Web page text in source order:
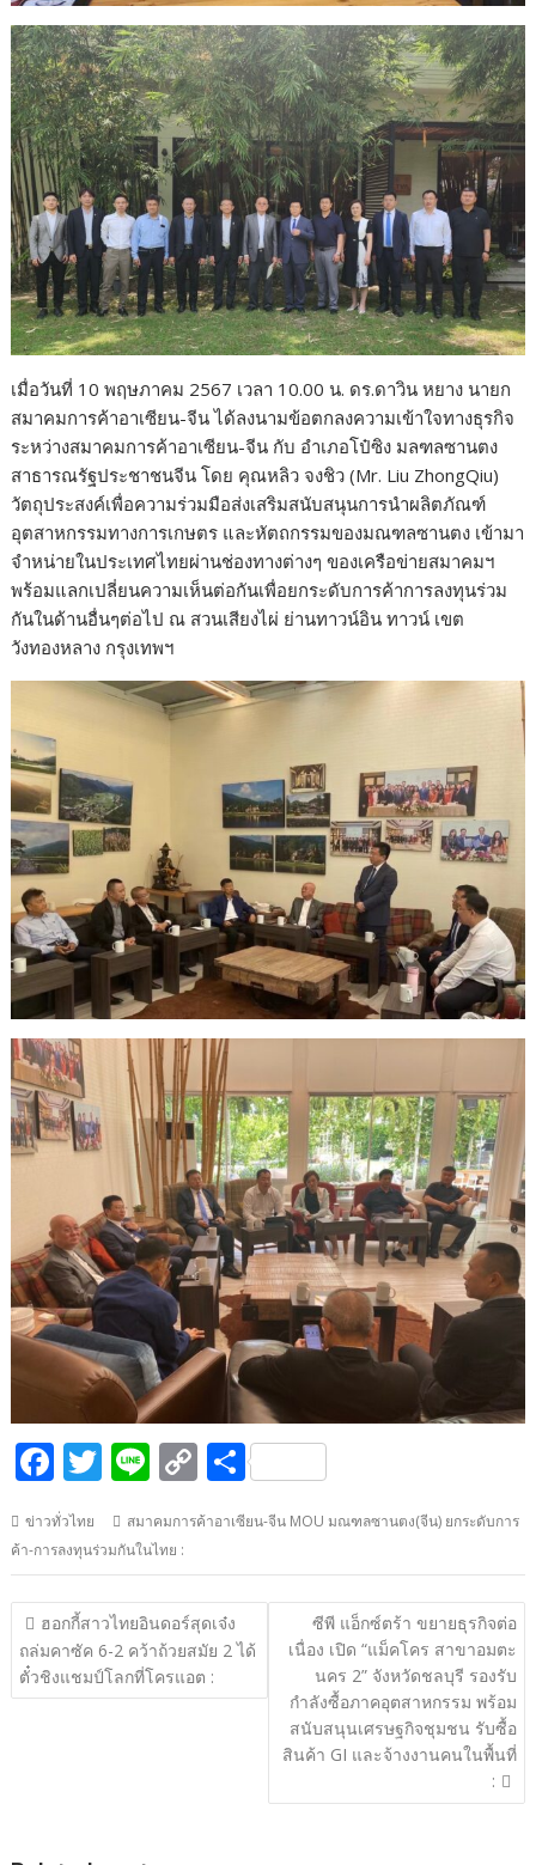
เมื่อวันที่ 10 พฤษภาคม 2567 เวลา 10.00 น. ดร.ดาวิน หยาง นายก
สมาคมการค้าอาเซียน-จีน ได้ลงนามข้อตกลงความเข้าใจทางธุรกิจ
ระหว่างสมาคมการค้าอาเซียน-จีน กับ อำเภอโป๋ซิง มลฑลซานตง
สาธารณรัฐประชาชนจีน โดย คุณหลิว จงชิว (Mr. Liu ZhongQiu)
วัตถุประสงค์เพื่อความร่วมมือส่งเสริมสนับสนุนการนำผลิตภัณฑ์
อุตสาหกรรมทางการเกษตร และหัตถกรรมของมณฑลซานตง เข้ามา
จำหน่ายในประเทศไทยผ่านช่องทางต่างๆ ของเครือข่ายสมาคมฯ
พร้อมแลกเปลี่ยนความเห็นต่อกันเพื่อยกระดับการค้าการลงทุนร่วม
กันในด้านอื่นๆต่อไป ณ สวนเสียงไผ่ ย่านทาวน์อิน ทาวน์ เขต
วังทองหลาง กรุงเทพฯ
F
ac
e
b
o
o
k
T
itt
er
Li
e
C
p
y
Li
n
k
S
ar
e
ข่าวทั่วไทย
สมาคมการค้าอาเซียน-จีน MOU มณฑลซานตง(จีน) ยกระดับการ
ค้า-การลงทุนร่วมกันในไทย :
แนะแนว
เรื่อง
ฮอกกี้สาวไทยอินดอร์สุดเจ๋ง
ถล่มคาซัค ​6-2 คว้าถ้วยสมัย 2 ได้
ตั๋วชิงแชมป์โลกที่โครแอต :
ซีพี แอ็กซ์ตร้า ขยายธุรกิจต่อ
เนื่อง เปิด “แม็คโคร สาขาอมตะ
นคร 2” จังหวัดชลบุรี รองรับ
กำลังซื้อภาคอุตสาหกรรม พร้อม
สนับสนุนเศรษฐกิจชุมชน รับซื้อ
สินค้า GI และจ้างงานคนในพื้นที่
: